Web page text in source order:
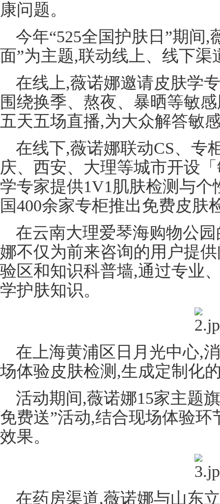
康问题。
今年“525全国护肤日”期间,
面”为主题,联动线上、线下渠
在线上,薇诺娜邀请皮肤学
围绕换季、熬夜、暴晒等敏
五天五场直播,为大众解答敏
在线下,薇诺娜联动CS、专
庆、西安、大理等城市开设
学专家提供1V1肌肤检测与
国400余家专柜推出免费皮肤
在云南大理爱琴海购物公
娜不仅为前来咨询的用户提
验区和知识科普墙,通过专业
学护肤知识。
在上海黄浦区日月光中心,
场体验皮肤检测,生成定制化
活动期间,薇诺娜15家主题
免费送”活动,结合现场体验
效果。
在药房渠道,薇诺娜与山东